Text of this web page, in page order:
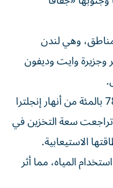
وهي لندن
وايت ​وديفون
وانخفضت مستويات المياه ‌في نحو 78 بالمئة من أنهار إنجلترا
سعة التخزين ⁠في
بالمئة من طاقتها الاستيعابية.
المياه، مما أثر